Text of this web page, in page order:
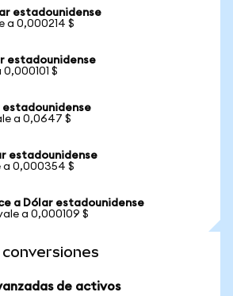
estadounidense
a 0,000214 $
estadounidense
0,000101 $
estadounidense
a 0,0647 $
estadounidense
a 0,000354 $
a Dólar estadounidense
a 0,000109 $
de activos